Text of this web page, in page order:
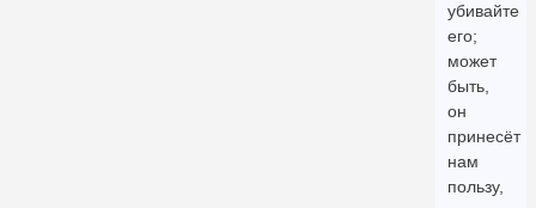
убивайте
его;
может
быть,
он
принесёт
нам
пользу,